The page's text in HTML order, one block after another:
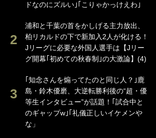
ドなのにズルい｣｢こりゃかっけえわ｣
浦和と千葉の首をかしげる主力放出、
柏リカルドの下で新加入2人が化ける！
Jリーグに必要な外国人選手は【Jリー
グ開幕｢初めての秋春制｣の大激論】(4)
｢知念さんを煽ってたのと同じ人？｣鹿
島・鈴木優磨、大逆転勝利後の“超・優
等生インタビュー”が話題！｢試合中と
のギャップw｣｢礼儀正しいイケメンや
な」